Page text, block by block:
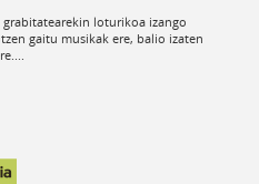
loturikoa izango
gaitu musikak ere, balio izaten